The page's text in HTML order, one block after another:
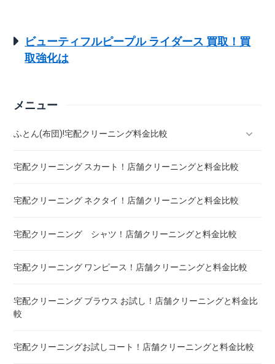
ビューティフルピープル ライダース 買取！買
取強化は
メニュー
ふとん(布団)!宅配クリーニング料金比較
羽毛ふとん(布団)!宅配クリーニング料金比較
こたつ布団 クリーニング ! 料金 比較
布団クリーニング ! ダニ除去率ランキング
布団クリーニング 真空圧縮サービス 料金比較 ! 市販の圧縮袋
宅配クリーニング 絨毯・カーペット ! 料金 比較
宅配クリーニング スカート！店舗クリーニングと料金比較
宅配クリーニング ネクタイ！店舗クリーニングと料金比較
宅配クリーニング シャツ！店舗クリーニングと料金比較
宅配クリーニング ワンピース！店舗クリーニングと料金比較
宅配クリーニング ブラウス お試し！店舗クリーニングと料金比
較
宅配クリーニングお試しコート！店舗クリーニングと料金比較